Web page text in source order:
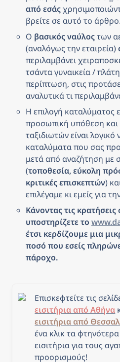
από εσάς
βρείτε σε αυτό το άρθρο.
Ο βασικός ναύλος των
(αναλόγως την εταιρεία)
περιλαμβάνει
τσάντα γυναικεία /
περίπτωση, στις
αναλυτικά τι
Η επιλογή καταλύματος
προσωπική υπόθεση
ταξιδιωτών είναι
καταλύματα που σας
μετά από αναζήτηση με
(τοποθεσία, εύκολη
κριτικές επισκεπτών)
επιλέγαμε κι εμείς για
Κάνοντας τις
υποστηρίζετε το
έτσι κερδίζουμε μια
ποσό που εσείς
πάροχο.
Επισκεφτείτε τις
εισιτήρια από Αθήνα
εισιτήρια από
ένα κλικ τα
εισιτήρια για τους
προορισμούς!